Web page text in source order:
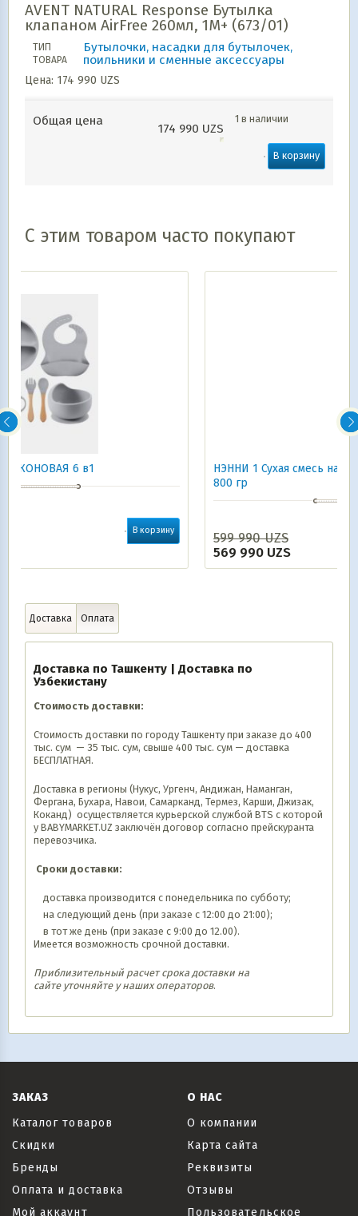
AVENT NATURAL Response Бутылка
клапаном AirFree 260мл, 1М+ (673/01)
ТИП
ТОВАРА
Бутылочки, насадки для бутылочек,
поильники и сменные аксессуары
Цена: 174 990 UZS
Общая цена
174 990 UZS
1 в наличии
В корзину
С этим товаром часто покупают
НЭННИ 1 Сухая смесь на основе козьего молока 0- 6
800 гр
UZS
Доставка Оплата
Доставка по Ташкенту | Доставка по
Узбекистану
Стоимость доставки:
Стоимость доставки по городу Ташкенту при заказе до 400
тыс. сум — 35 тыс. сум, свыше 400 тыс. сум — доставка
БЕСПЛАТНАЯ.
Доставка в регионы (Нукус, Ургенч, Андижан, Наманган,
Фергана, Бухара, Навои, Самарканд, Термез, Карши, Джизак,
Коканд) осуществляется курьерской службой BTS с которой
у BABYMARKET.UZ заключён договор согласно прейскуранта
перевозчика.
Сроки доставки:
доставка производится с понедельника по субботу;
на следующий день (при заказе с 12:00 до 21:00);
в тот же день (при заказе с 9:00 до 12.00).
Имеется возможность срочной доставки.
Приблизительный расчет срока доставки на
сайте уточняйте у наших операторов.
ЗАКАЗ
Каталог товаров
Скидки
Бренды
Оплата и доставка
Мой аккаунт
О НАС
О компании
Карта сайта
Реквизиты
Отзывы
Пользовательское